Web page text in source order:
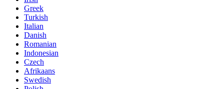
Greek
Turkish
Italian
Danish
Romanian
Indonesian
Czech
Afrikaans
Swedish